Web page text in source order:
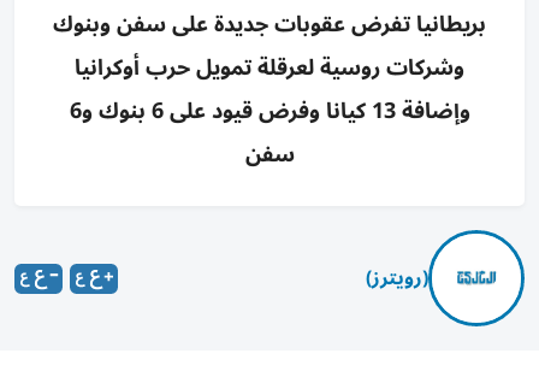
بريطانيا تفرض عقوبات جديدة على سفن وبنوك
وشركات روسية لعرقلة تمويل حرب أوكرانيا
وإضافة 13 كيانا وفرض قيود على 6 بنوك و6
سفن
(رويترز)